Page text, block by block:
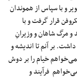
و با سپاس از هموندان
قرار گرفت و با
مرگ شاهان و وزیرانِ
بر آنم تا اندیشه و
خیام را بر دوش
فرآیند و